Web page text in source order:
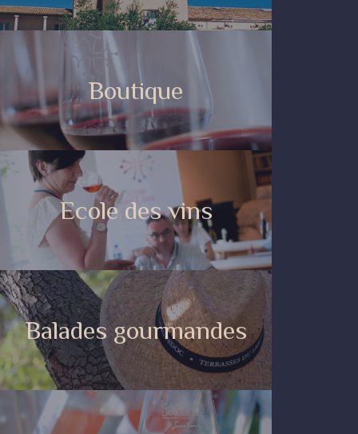
Boutique
Ecole des vins
Balades gourmandes